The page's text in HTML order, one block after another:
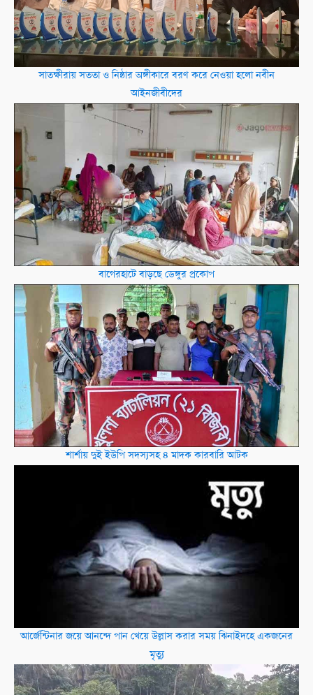
সাতক্ষীরায় ​সততা ও নিষ্ঠার অঙ্গীকারে বরণ করে নেওয়া হলো নবীন
আইনজীবীদের
বাগেরহাটে বাড়ছে ডেঙ্গুর প্রকোপ
শার্শায় দুই ইউপি সদস্যসহ ৪ মাদক কারবারি আটক
আর্জেন্টিনার জয়ে আনন্দে পান খেয়ে উল্লাস করার সময় ঝিনাইদহে একজনের
মৃত্যু